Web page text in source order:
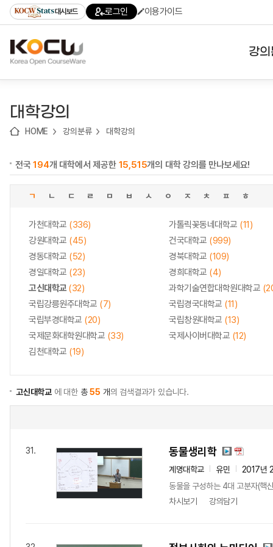
기
기
기
content)
가
대시보드 로그인 이용가이드
강
대학강의
HOME 강의분류 대학강의
전국194개 대학에서 제공한 15,515개의 대학 강의를 만나보세요!
ㄱ ㄴ ㄷ ㄹ ㅁ ㅂ ㅅ ㅇ ㅈ ㅊ ㅍ ㅎ
가천대학교 (336) 가톨릭꽃동네대학교 (11)
강원대학교 (45) 건국대학교 (999)
경동대학교 (52) 경북대학교 (109)
경일대학교 (23) 경희대학교 (4)
고신대학교(32) 과학기술연합대학원대학교
국립강릉원주대학교 (7) 국립경국대학교 (11)
국립부경대학교 (20) 국립창원대학교 (13)
국제문화대학원대학교 (33) 국제사이버대학교 (12)
김천대학교 (19)
고신대학교 에 대한 총55 개의 검색결과가 있습니다.
31. 동물생리학
계명대학교 유민
2017년
동물을 구성하는 4대 고분자(핵
차시보기
강의담기